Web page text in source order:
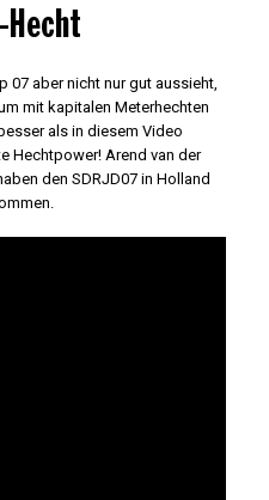
Hecht
07 aber nicht nur gut aussieht,
mit kapitalen Meterhechten
als in diesem Video
Hechtpower! Arend van der
den SDRJD07 in Holland